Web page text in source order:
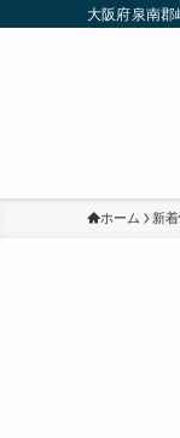
大阪府泉南郡
ホーム 新